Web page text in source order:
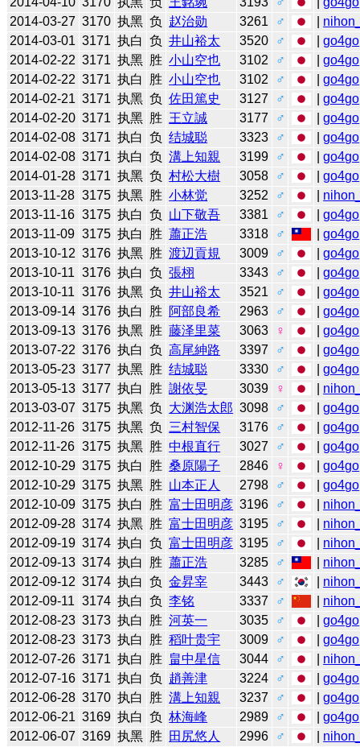
2014-03-27 3170 执黑 负 赵治勋 3261 ♂
2014-03-01 3171 执白 负 井山裕太 3520 ♂ |go4go
2014-02-22 3171 执黑 胜 小山空也 3102 ♂ |go4go
2014-02-22 3171 执白 胜 小山空也 3102 ♂ |go4go
2014-02-21 3171 执黑 负 佐田篤史 3127 ♂ |go4go
2014-02-20 3171 执黑 胜 王立誠 3177 ♂ |go4go
2014-02-08 3171 执白 负 结城聪 3323 ♂ |go4go
2014-02-08 3171 执白 负 溝上知親 3199 ♂ |go4go
2014-01-28 3171 执黑 负 村松大樹 3058 ♂ |go4go
2013-11-28 3175 执黑 胜 小林觉 3252 ♂
2013-11-16 3175 执白 负 山下敬吾 3381 ♂ |go4go
2013-11-09 3175 执白 胜 蕭正浩 3318 ♂ |go4go
2013-10-12 3176 执黑 胜 渡辺貢規 3009 ♂ |go4go
2013-10-11 3176 执白 负 張栩 3343 ♂ |go4go
2013-10-11 3176 执黑 负 井山裕太 3521 ♂ |go4go
2013-09-14 3176 执白 胜 阿部良希 2963 ♂ |go4go
2013-09-13 3176 执黑 胜 藤泽里菜 3063 ♀ |go4go
2013-07-22 3176 执白 负 高尾紳路 3397 ♂ |go4go
2013-05-23 3177 执黑 胜 结城聪 3330 ♂ |go4go
2013-05-13 3177 执白 胜 謝依旻 3039 ♀
2013-03-07 3175 执黑 负 大渊浩太郎 3098 ♂ |go4go
2012-11-26 3175 执黑 负 三村智保 3176 ♂ |go4go
2012-11-26 3175 执黑 胜 中根直行 3027 ♂ |go4go
2012-10-29 3175 执白 胜 桑原陽子 2846 ♀ |go4go
2012-10-29 3175 执黑 胜 山本正人 2798 ♂ |go4go
2012-10-09 3175 执白 胜 富士田明彦 3196 ♂
2012-09-28 3174 执黑 胜 富士田明彦 3195 ♂
2012-09-19 3174 执白 负 富士田明彦 3195 ♂
2012-09-13 3174 执白 胜 蕭正浩 3285 ♂
2012-09-12 3174 执白 负 金昇宰 3443 ♂
2012-09-11 3174 执白 负 李铭 3337 ♂
2012-08-23 3173 执白 胜 河英一 3035 ♂ |go4go
2012-08-23 3173 执白 胜 稻叶贵宇 3009 ♂ |go4go
2012-07-26 3171 执白 胜 畠中星信 3044 ♂
2012-07-16 3171 执白 负 趙善津 3224 ♂ |go4go
2012-06-28 3170 执白 胜 溝上知親 3237 ♂ |go4go
2012-06-21 3169 执白 负 林海峰 2989 ♂ |go4go
2012-06-07 3169 执黑 胜 田尻悠人 2996 ♂